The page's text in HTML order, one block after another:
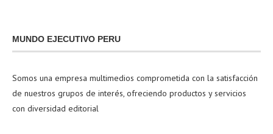
MUNDO EJECUTIVO PERU
Somos una empresa multimedios comprometida con la satisfacción
de nuestros grupos de interés, ofreciendo productos y servicios
con diversidad editorial